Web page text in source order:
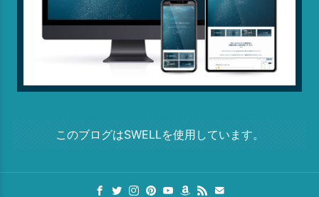
このブログはSWELLを使用しています。